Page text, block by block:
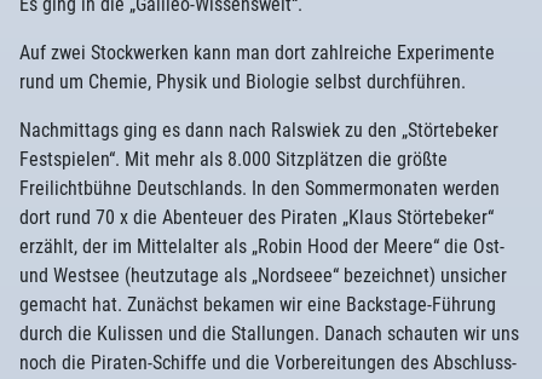
Auf zwei Stockwerken kann man dort zahlreiche Experimente
rund um Chemie, Physik und Biologie selbst durchführen.
Nachmittags ging es dann nach Ralswiek zu den „Störtebeker
Festspielen“. Mit mehr als 8.000 Sitzplätzen die größte
Freilichtbühne Deutschlands. In den Sommermonaten werden
dort rund 70 x die Abenteuer des Piraten „Klaus Störtebeker“
erzählt, der im Mittelalter als „Robin Hood der Meere“ die Ost-
und Westsee (heutzutage als „Nordseee“ bezeichnet) unsicher
gemacht hat. Zunächst bekamen wir eine Backstage-Führung
durch die Kulissen und die Stallungen. Danach schauten wir uns
noch die Piraten-Schiffe und die Vorbereitungen des Abschluss-